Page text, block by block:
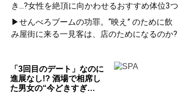
き...?女性を絶頂に向かわせるおすすめ体位3つ
▶せんべろブームの功罪。“映え” のために飲
み屋街に来る一見客は、店のためになるのか?
「3回目のデート」なのに
進展なし!? 酒場で相席し
た男女の“今どきすぎ…